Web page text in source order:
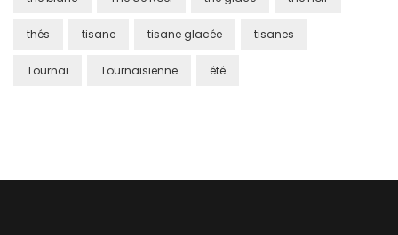
thés tisane tisane glacée tisanes
Tournai Tournaisienne été